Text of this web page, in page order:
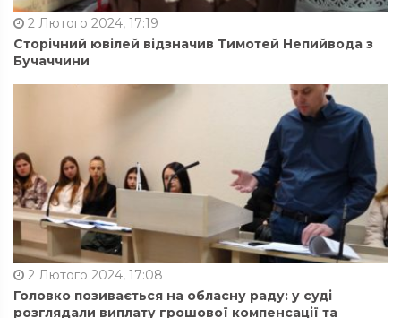
2 Лютого 2024, 17:19
Сторічний ювілей відзначив Тимотей Непийвода з
Бучаччини
2 Лютого 2024, 17:08
Головко позивається на обласну раду: у суді
розглядали виплату грошової компенсації та